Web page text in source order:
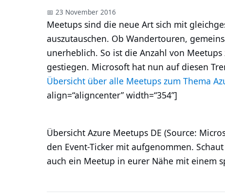
📅 23 November 2016
Meetups sind die neue Art sich mit
auszutauschen. Ob Wandertouren,
unerheblich. So ist die Anzahl von
gestiegen. Microsoft hat nun auf diesen
Übersicht über alle Meetups zum Thema
align=“aligncenter” width=“354”]
Übersicht Azure Meetups DE (Source:
den Event-Ticker mit aufgenommen.
auch ein Meetup in eurer Nähe mit einem